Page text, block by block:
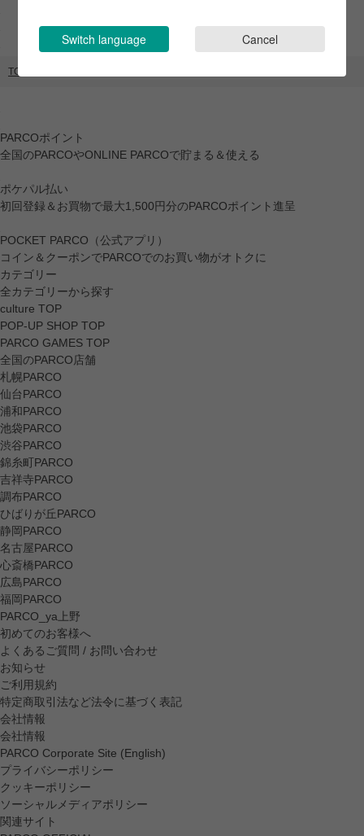
TOP
PARCOポイント
全国のPARCOやONLINE PARCOで貯まる＆使える
ポケパル払い
初回登録＆お買物で最大1,500円分のPARCOポイント進呈
POCKET PARCO（公式アプリ）
コイン＆クーポンでPARCOでのお買い物がオトクに
カテゴリー
全カテゴリーから探す
culture TOP
POP-UP SHOP TOP
PARCO GAMES TOP
全国のPARCO店舗
札幌PARCO
仙台PARCO
浦和PARCO
池袋PARCO
渋谷PARCO
錦糸町PARCO
吉祥寺PARCO
調布PARCO
ひばりが丘PARCO
静岡PARCO
名古屋PARCO
心斎橋PARCO
広島PARCO
福岡PARCO
PARCO_ya上野
初めてのお客様へ
よくあるご質問 / お問い合わせ
お知らせ
ご利用規約
特定商取引法など法令に基づく表記
会社情報
会社情報
PARCO Corporate Site (English)
プライバシーポリシー
クッキーポリシー
ソーシャルメディアポリシー
関連サイト
Switch language Cancel